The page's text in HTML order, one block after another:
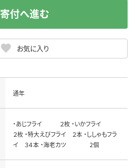
お気に入り
寄付へ進む
通年
・あじフライ ２枚 ・いかフライ
２枚 ・特大えびフライ ２本 ・ししゃもフラ
イ ３４本 ・海老カツ 2個